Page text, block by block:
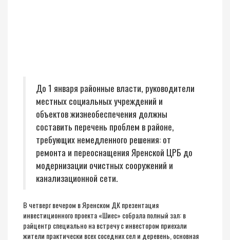
До 1 января районные власти, руководители
местных социальных учреждений и
объектов жизнеобеспечения должны
составить перечень проблем в районе,
требующих немедленного решения: от
ремонта и переоснащения Яренской ЦРБ до
модернизации очистных сооружений и
канализационной сети.
В четверг вечером в Яренском ДК презентация
инвестиционного проекта «Шиес» собрала полный зал: в
райцентр специально на встречу с инвестором приехали
жители практически всехсоседнихсел и деревень , основная